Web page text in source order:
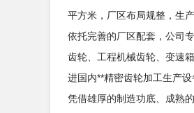
平方米，厂区布局规整，生
依托完善的厂区配套，公司
齿轮、工程机械齿轮、变速
进国内**精密齿轮加工生产
凭借雄厚的制造功底、成熟